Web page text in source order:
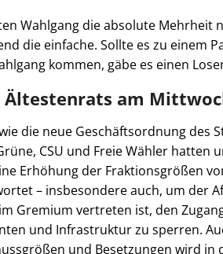
Wahlgang die absolute Mehrheit
die einfache. Sollte es zu einem
kommen, gäbe es einen
Ältestenrats am
die neue Geschäftsordnung des
CSU und Freie Wähler hatten
Erhöhung der Fraktionsgrößen
– insbesondere auch, um der
Gremium vertreten ist, den
und Infrastruktur zu sperren.
und Besetzungen wird in